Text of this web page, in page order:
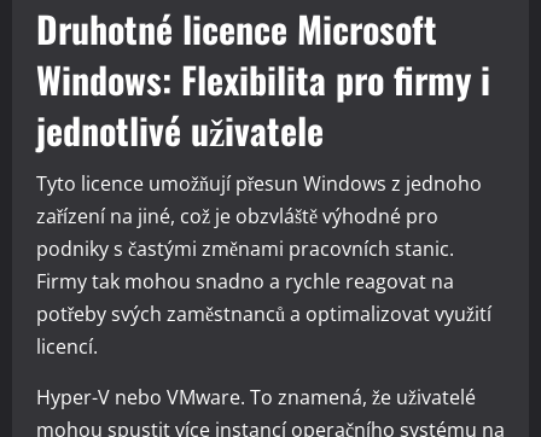
Druhotné licence Microsoft
Windows: Flexibilita pro firmy i
jednotlivé uživatele
Tyto licence umožňují přesun Windows z jednoho
zařízení na jiné, což je obzvláště výhodné pro
podniky s častými změnami pracovních stanic.
Firmy tak mohou snadno a rychle reagovat na
potřeby svých zaměstnanců a optimalizovat využití
licencí.
Hyper-V nebo VMware. To znamená, že uživatelé
mohou spustit více instancí operačního systému na